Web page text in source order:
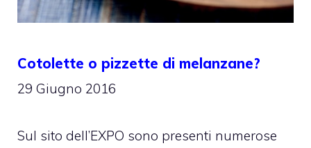
Cotolette o pizzette di melanzane?
29 Giugno 2016
Sul sito dell’EXPO sono presenti numerose